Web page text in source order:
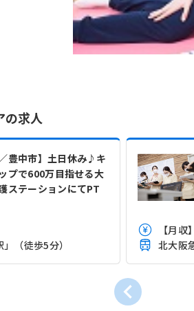
の求人
／豊中市】土日休み♪キ
プで600万目指せる大
ステーションにてPT
（徒歩5分）
【月
北大阪